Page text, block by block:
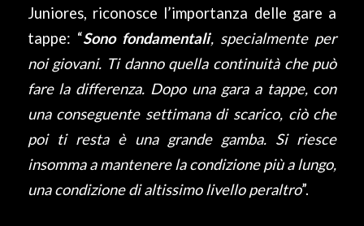
Juniores, riconosce l’importanza delle gare a
tappe: “Sono fondamentali, specialmente per
noi giovani. Ti danno quella continuità che può
fare la differenza. Dopo una gara a tappe, con
una conseguente settimana di scarico, ciò che
poi ti resta è una grande gamba. Si riesce
insomma a mantenere la condizione più a lungo,
una condizione di altissimo livello peraltro”.